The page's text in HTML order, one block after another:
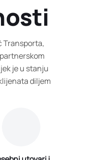
Transporta,
je u stanju
diljem